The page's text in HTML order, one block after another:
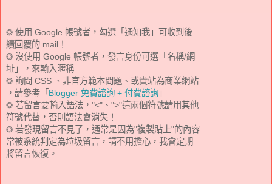
◎ 使用 Google 帳號者，勾選「通知我」可收到後
續回覆的 mail！
◎ 沒使用 Google 帳號者，發言身份可選「名稱/網
址」，來輸入暱稱
◎ 詢問 CSS 、非官方範本問題、或貴站為商業網站
，請參考「 Blogger 免費諮詢 + 付費諮詢 」
◎ 若留言要輸入語法，"<"、">"這兩個符號請用其他
符號代替，否則語法會消失！
◎ 若發現留言不見了，通常是因為"複製貼上"的內容
常被系統判定為垃圾留言，請不用擔心，我會定期
將留言恢復。